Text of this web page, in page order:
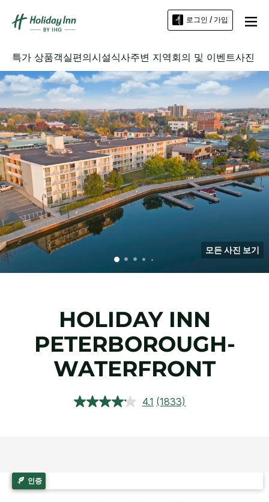
로그인 / 가입
특가 상품객실편의시설식사주변 지역회의 및 이벤트사진
모든 사진 보기
HOLIDAY INN
PETERBOROUGH-
WATERFRONT
4.1 상
지
(1833)
인증